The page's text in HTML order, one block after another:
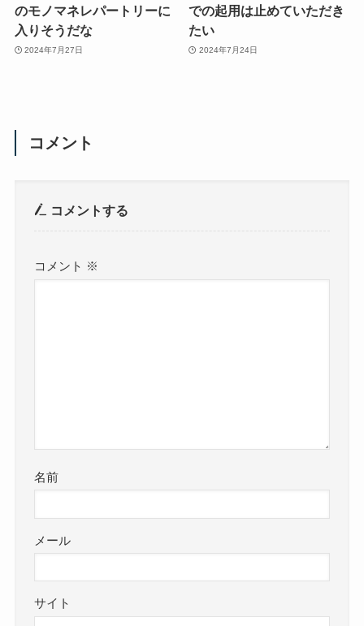
のモノマネレパートリーに
入りそうだな
2024年7月27日
での起用は止めていただき
たい
2024年7月24日
コメント
コメントする
コメント ※
名前
メール
サイト